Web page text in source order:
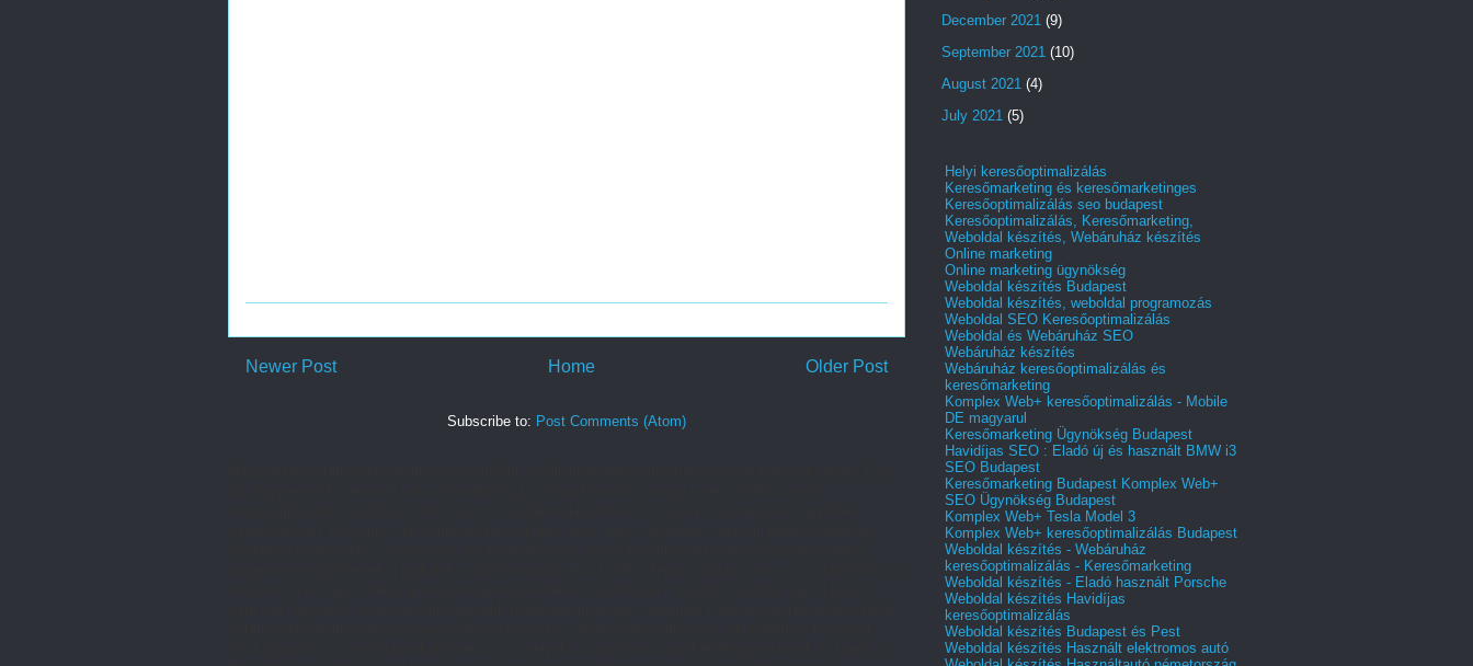
Newer Post Older Post
Home
Subscribe to: Post Comments (Atom)
December 2021 (9)
September 2021 (10)
August 2021 (4)
July 2021 (5)
Helyi keresőoptimalizálás
Keresőmarketing és keresőmarketinges
Keresőoptimalizálás seo budapest
Keresőoptimalizálás, Keresőmarketing,
Weboldal készítés, Webáruház készítés
Online marketing
Online marketing ügynökség
Weboldal készítés Budapest
Weboldal készítés, weboldal programozás
Weboldal SEO Keresőoptimalizálás
Weboldal és Webáruház SEO
Webáruház készítés
Webáruház keresőoptimalizálás és
keresőmarketing
Komplex Web+ keresőoptimalizálás - Mobile
DE magyarul
Keresőmarketing Ügynökség Budapest
Havidíjas SEO : Eladó új és használt BMW i3
SEO Budapest
Keresőmarketing Budapest Komplex Web+
SEO Ügynökség Budapest
Komplex Web+ Tesla Model 3
Komplex Web+ keresőoptimalizálás Budapest
Weboldal készítés - Webáruház
keresőoptimalizálás - Keresőmarketing
Weboldal készítés - Eladó használt Porsche
Weboldal készítés Havidíjas
keresőoptimalizálás
Weboldal készítés Budapest és Pest
Weboldal készítés Használt elektromos autó